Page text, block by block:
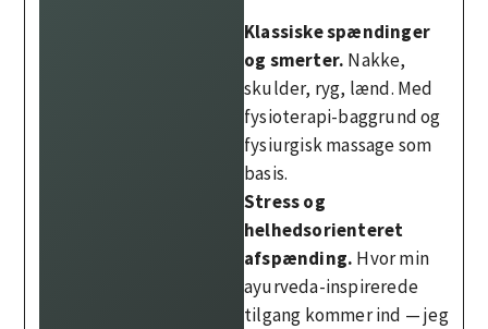
Klassiske spændinger
og smerter. Nakke,
skulder, ryg, lænd. Med
fysioterapi-baggrund og
fysiurgisk massage som
basis.
Stress og
helhedsorienteret
afspænding. Hvor min
ayurveda-inspirerede
tilgang kommer ind — jeg